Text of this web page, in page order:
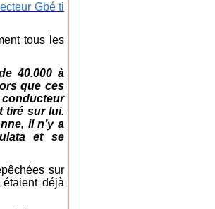
Gbé ti
tous les
40.000 à
que ces
tiré sur lui.
il n’y a
et se
sur
déjà